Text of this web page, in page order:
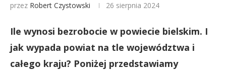
przez Robert Czystowski 26 sierpnia 2024
Ile wynosi bezrobocie w powiecie bielskim. I
jak wypada powiat na tle województwa i
całego kraju? Poniżej przedstawiamy